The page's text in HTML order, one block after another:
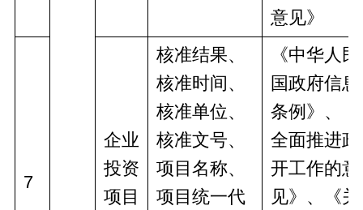
意见》
7
企业
投资
项目
核准结果、
核准时间、
核准单位、
核准文号、
项目名称、
项目统一代
《中华人
国政府信
条例》、
全面推进
开工作的意
见》、《